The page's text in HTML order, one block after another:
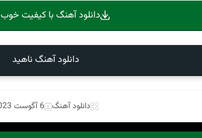
دانلود آهنگ با کیفیت خوب 128
دانلود آهنگ ناهيد
دانلود آهنگ 6 آگوست 2023